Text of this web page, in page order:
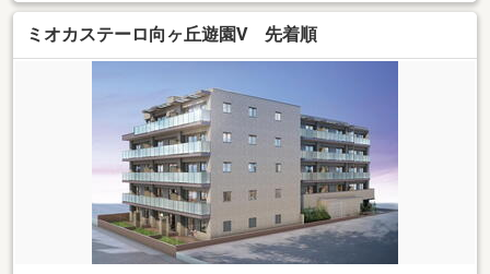
ミオカステーロ向ヶ丘遊園V 先着順